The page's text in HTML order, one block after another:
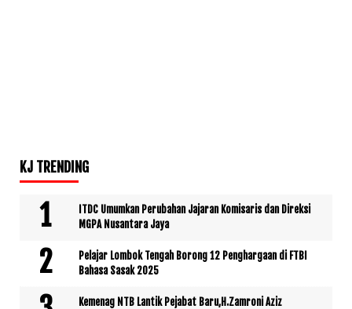
KJ TRENDING
ITDC Umumkan Perubahan Jajaran Komisaris dan Direksi
MGPA Nusantara Jaya
Pelajar Lombok Tengah Borong 12 Penghargaan di FTBI
Bahasa Sasak 2025
Kemenag NTB Lantik Pejabat Baru,H.Zamroni Aziz